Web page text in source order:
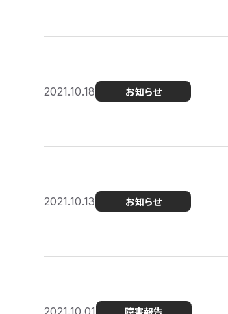
2021.10.18 お知らせ
2021.10.13 お知らせ
2021.10.01 障害報告